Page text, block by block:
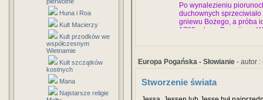
Huna i Roa
Kult Macierzy
Kult przodków we
współczesnym
Wietnamie
Kult szczątków
kostnych
Mana
Najstarsze religie
Po wynalezieniu
duchownych
gniewu Bożego, a próba
1769 roku w Brescii, we
część miasta i zabiła
Europa Pogańska - Słowianie - autor :
Stworzenie świata